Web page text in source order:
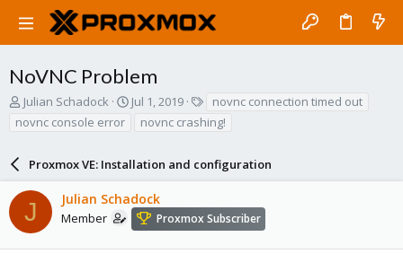
NoVNC Problem
T
r
d
s
t
a
r
Julian Schadock
S
t
d
a
t
e
Jul 1, 2019
a
g
novnc connection timed out
novnc console error
novnc crashing!
Proxmox VE: Installation and configuration
J Julian Schadock
Member Proxmox Subscriber